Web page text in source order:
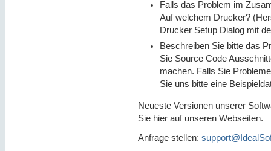
Falls das Problem im
Auf welchem Drucker?
Drucker Setup Dialog mit
Beschreiben Sie bitte das
Sie Source Code
machen. Falls Sie
Sie uns bitte eine
Neueste Versionen unserer
Sie hier auf unseren Webseiten.
Anfrage stellen: